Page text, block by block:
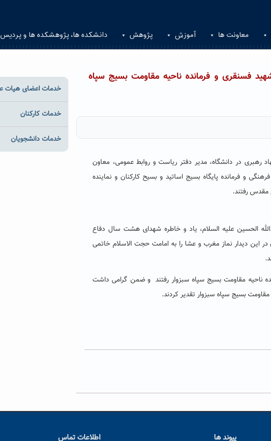
معاونت ها آموزش پژوهش دانشکده ها، پژوهشکده ها و پردیس
فسنقری و فرمانده ناحیه مقاومت بسیج سپاه
در دانشگاه، مدیر دفتر ریاست و روابط عمومی، معاون
و فرمانده پایگاه بسیج اساتید و بسیح کارکنان و نماینده
مقدس رفتند.
الحسین علیه السلام، یاد و خاطره شهدای هشت سال دفاع
دیدار نماز مغرب و عشا را به امامت حجت الاسلام خاتمی
ناحیه مقاومت بسیج سپاه سبزوار رفتند و ضمن گرامی داشت
بسیج سپاه سبزوار تقدیر کردند.
خدمات اعضای هیات
خدمات کارکنان
خدمات دانشجویان
پیوند ها اطلاعات تماس